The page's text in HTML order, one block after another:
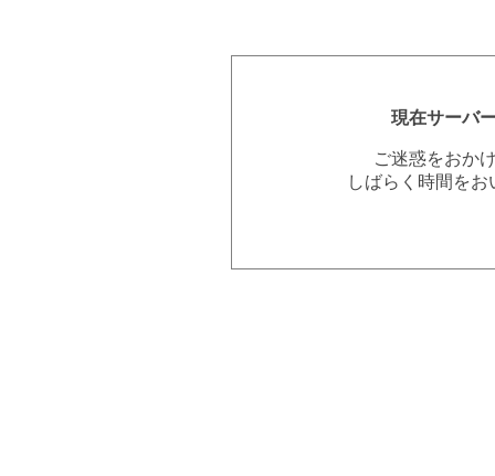
現在サーバ
ご迷惑をおか
しばらく時間を